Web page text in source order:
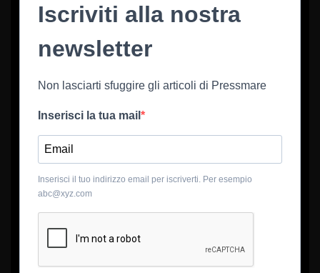
Iscriviti alla nostra
newsletter
Non lasciarti sfuggire gli articoli di Pressmare
Inserisci la tua mail
Inserisci il tuo indirizzo email per iscriverti. Per esempio
abc@xyz.com